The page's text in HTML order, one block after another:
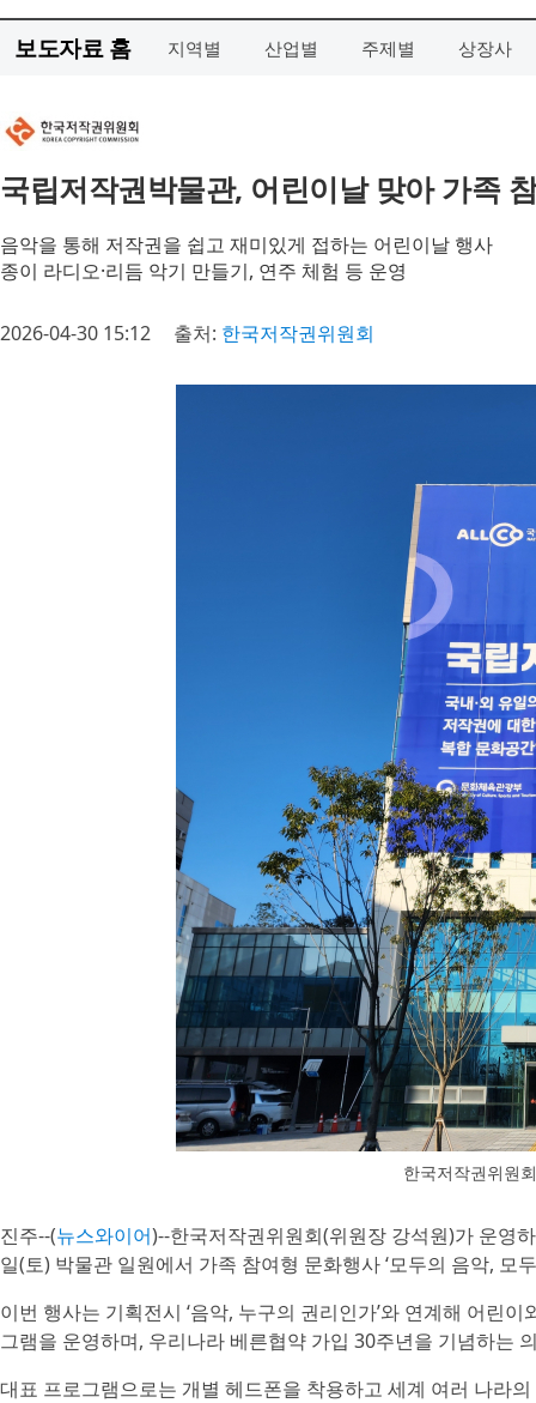
보도자료 홈 지역별 산업별 주제별 상장사
국립저작권박물관, 어린이날 맞아 가족
음악을 통해 저작권을 쉽고 재미있게 접하는 어린이날 행사
종이 라디오·리듬 악기 만들기, 연주 체험 등 운영
2026-04-30 15:12 출처: 한국저작권위원회
한국저작권위원
진주--(뉴스와이어)--한국저작권위원회(위원장 강석원)가 운영
일(토) 박물관 일원에서 가족 참여형 문화행사 ‘모두의 음악, 모
이번 행사는 기획전시 ‘음악, 누구의 권리인가’와 연계해 어린
그램을 운영하며, 우리나라 베른협약 가입 30주년을 기념하는
대표 프로그램으로는 개별 헤드폰을 착용하고 세계 여러 나라